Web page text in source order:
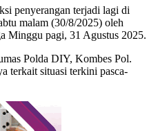
penyerangan terjadi lagi di
malam (30/8/2025) oleh
Minggu pagi, 31 Agustus 2025.
Polda DIY, Kombes Pol.
terkait situasi terkini pasca-